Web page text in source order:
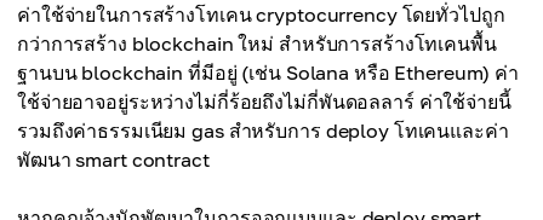
ค่าใช้จ่ายในการสร้างโทเคน cryptocurrency โดยทั่วไปถูก
กว่าการสร้าง blockchain ใหม่ สำหรับการสร้างโทเคนพื้น
ฐานบน blockchain ที่มีอยู่ (เช่น Solana หรือ Ethereum) ค่า
ใช้จ่ายอาจอยู่ระหว่างไม่กี่ร้อยถึงไม่กี่พันดอลลาร์ ค่าใช้จ่ายนี้
รวมถึงค่าธรรมเนียม gas สำหรับการ deploy โทเคนและค่า
พัฒนา smart contract